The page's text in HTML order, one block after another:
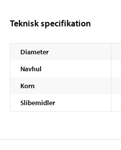
Teknisk specifikation
Diameter
Navhul
Korn
Slibemidler